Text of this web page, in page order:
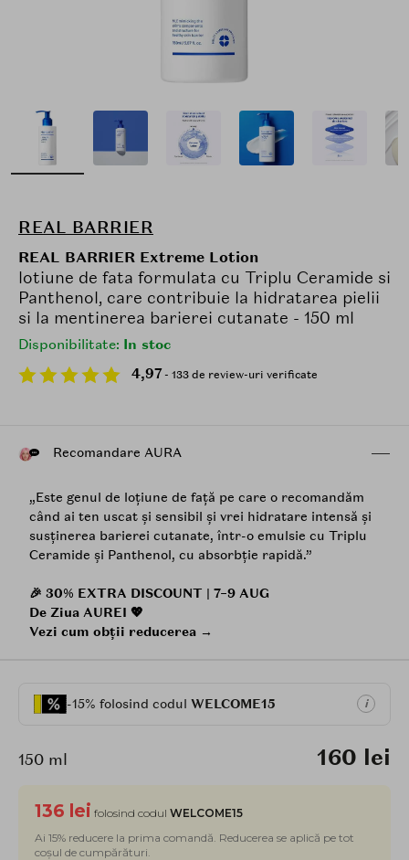
REAL BARRIER
REAL BARRIER Extreme Lotion
lotiune de fata formulata cu Triplu Ceramide si
Panthenol, care contribuie la hidratarea pielii
si la mentinerea barierei cutanate - 150 ml
Disponibilitate: In stoc
4,97 - 133 de review-uri verificate
Recomandare AURA
„Este genul de loțiune de față pe care o recomandăm
când ai ten uscat și sensibil și vrei hidratare intensă și
susținerea barierei cutanate, într-o emulsie cu Triplu
Ceramide și Panthenol, cu absorbție rapidă.”
🎉 30% EXTRA DISCOUNT | 7–9 AUG
De Ziua AUREI 💖
Vezi cum obții reducerea →
-15% folosind codul WELCOME15 i
150 ml 160 lei
136 lei folosind codul WELCOME15
Ai 15% reducere la prima comandă. Reducerea se aplică pe tot
coșul de cumpărături.